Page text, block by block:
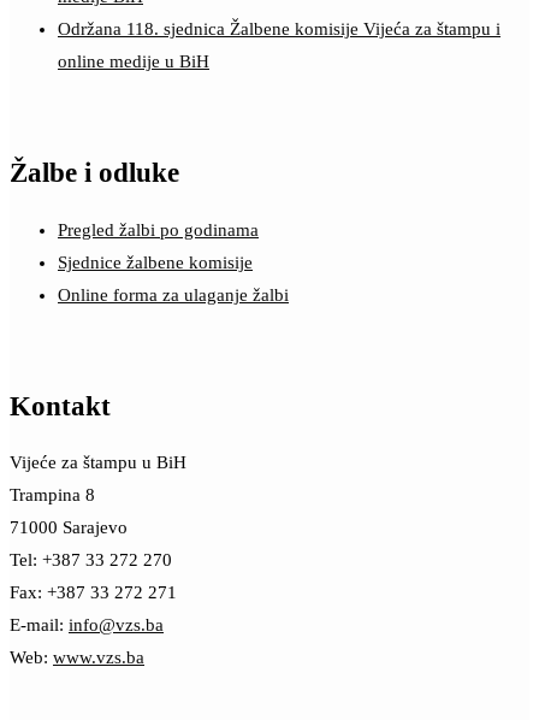
Održana 118. sjednica Žalbene komisije Vijeća za štampu i
online medije u BiH
Žalbe i odluke
Pregled žalbi po godinama
Sjednice žalbene komisije
Online forma za ulaganje žalbi
Kontakt
Vijeće za štampu u BiH
Trampina 8
71000 Sarajevo
Tel: +387 33 272 270
Fax: +387 33 272 271
E-mail: info@vzs.ba
Web: www.vzs.ba